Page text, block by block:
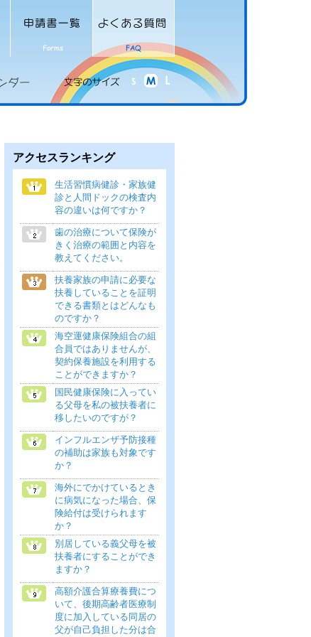
アクセスランキング
生活習慣病健診・家族健
診と人間ドックの検査内
容の違いは何ですか？
歯の治療について保険が
きく治療の範囲と内容を
教えてください。
扶養家族の申請に必要な
扶養していることを証明
できる書類とはどんなも
のですか？
海空運健康保険組合の組
合員ではありませんが、
契約保養施設を利用する
ことができますか？
国民健康保険に入ってい
る父母を私の被扶養者に
移したいのですが？
インフルエンザ予防接種
の補助は家族も対象です
か？
海外にでかけているとき
に病気になった場合、保
険給付は受けられます
か？
別居している義父母を被
扶養者にすることができ
ますか？
高額介護合算療養費につ
いて、後期高齢者医療制
度に加入している同居の
父が自己負担した分は合